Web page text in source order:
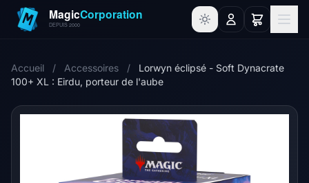
Accueil / Accessoires /
Lorwyn éclipsé - Soft Dynacrate
100+ XL : Eirdu, porteur de l'aube